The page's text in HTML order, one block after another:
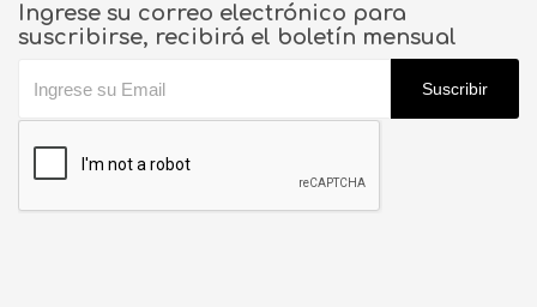
Ingrese su correo electrónico para
suscribirse, recibirá el boletín mensual
Suscribir